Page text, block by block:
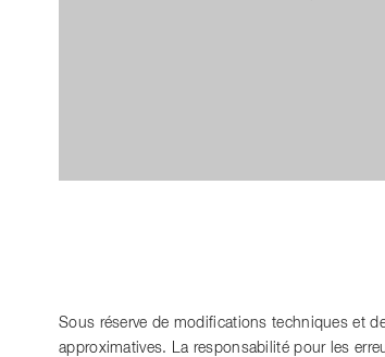
Sous réserve de modifications techniques et
approximatives. La responsabilité pour les